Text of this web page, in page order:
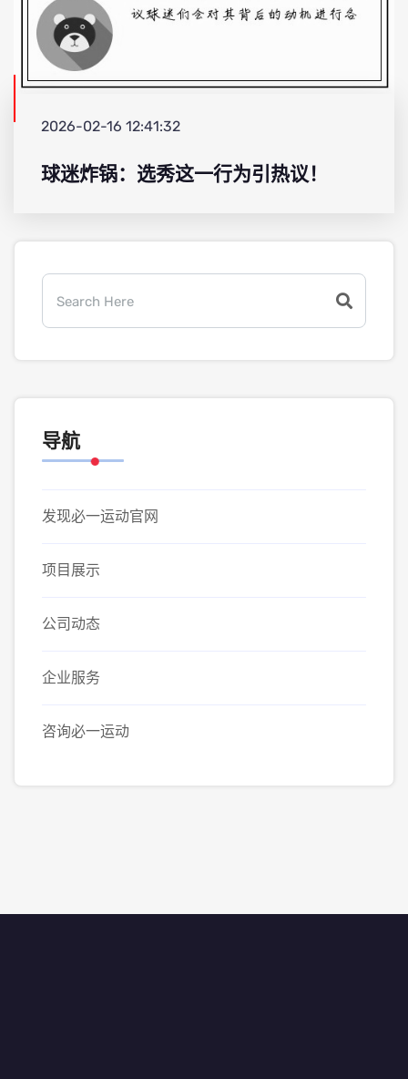
2026-02-16 12:41:32
球迷炸锅：选秀这一行为引热议！
导航
发现必一运动官网
项目展示
公司动态
企业服务
咨询必一运动